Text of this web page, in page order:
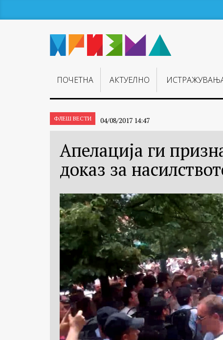
ПОЧЕТНА АКТУЕЛНО
ФЛЕШ ВЕСТИ 04/08/2017 14:47
Апелација ги
доказ за